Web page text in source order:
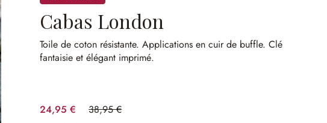
Cabas London
Toile de coton résistante.Applications en cuir de buffle.Clé
fantaisie et élégant imprimé.
24,95 € 38,95 €
(35.94%spared)